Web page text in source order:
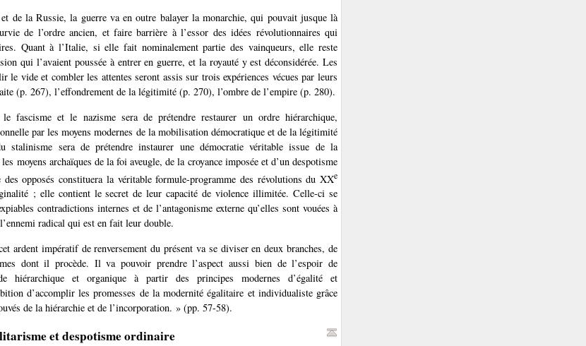
de la Russie, la guerre va en outre balayer la monarchie, qui pouvait jusque là
de l’ordre ancien, et faire barrière à l’essor des idées révolutionnaires qui
Quant à l’Italie, si elle fait nominalement partie des vainqueurs, elle reste
qui l’avaient poussée à entrer en guerre, et la royauté y est déconsidérée. Les
le vide et combler les attentes seront assis sur trois expériences vécues par leurs
(p. 267), l’effondrement de la légitimité (p. 270), l’ombre de l’empire (p. 280).
le fascisme et le nazisme sera de prétendre restaurer un ordre hiérarchique,
par les moyens modernes de la mobilisation démocratique et de la légitimité
stalinisme sera de prétendre instaurer une démocratie véritable issue de la
moyens archaïques de la foi aveugle, de la croyance imposée et d’un despotisme
opposés constituera la véritable formule-programme des révolutions du XXe
; elle contient le secret de leur capacité de violence illimitée. Celle-ci se
contradictions internes et de l’antagonisme externe qu’elles sont vouées à
radical qui est en fait leur double.
ardent impératif de renversement du présent va se diviser en deux branches, de
dont il procède. Il va pouvoir prendre l’aspect aussi bien de l’espoir de
hiérarchique et organique à partir des principes modernes d’égalité et
d’accomplir les promesses de la modernité égalitaire et individualiste grâce
de la hiérarchie et de l’incorporation. » (pp. 57-58).
et despotisme ordinaire